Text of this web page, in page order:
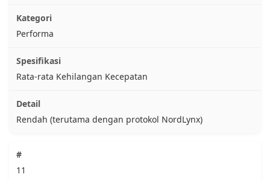
Performa
Rata-rata Kehilangan Kecepatan
Rendah (terutama dengan protokol NordLynx)
11